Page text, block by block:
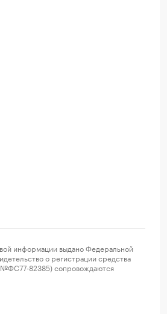
информации выдано Федеральной
о регистрации средства
№ФС77-82385) сопровождаются